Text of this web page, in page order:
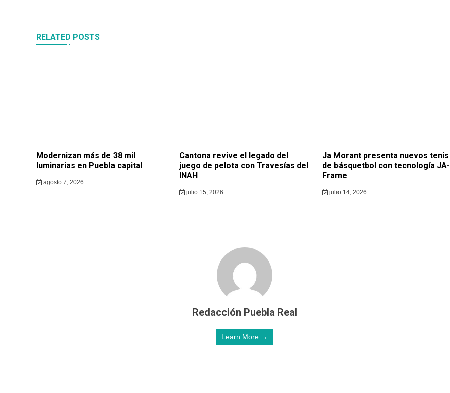
RELATED POSTS
Modernizan más de 38 mil
luminarias en Puebla capital
agosto 7, 2026
Cantona revive el legado del
juego de pelota con Travesías del
INAH
julio 15, 2026
Ja Morant presenta nuevos tenis
de básquetbol con tecnología JA-
Frame
julio 14, 2026
Redacción Puebla Real
Learn More →